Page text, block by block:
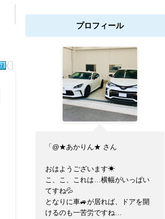
プロフィール
「@★あかりん★ さん
おはようございます☀
こ、こ、これは…横幅がいっぱい
てすね💦
となりに車🚙が居れば、ドアを開
けるのも一苦労ですね…